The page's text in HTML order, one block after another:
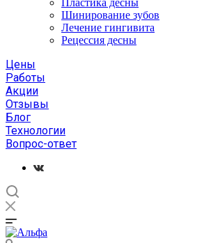
Пластика десны
Шинирование зубов
Лечение гингивита
Рецессия десны
Цены
Работы
Акции
Отзывы
Блог
Технологии
Вопрос-ответ